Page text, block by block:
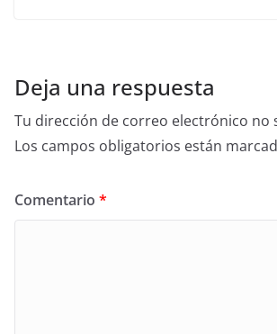
Deja una respuesta
Tu dirección de correo electrónico no
Los campos obligatorios están
Comentario *